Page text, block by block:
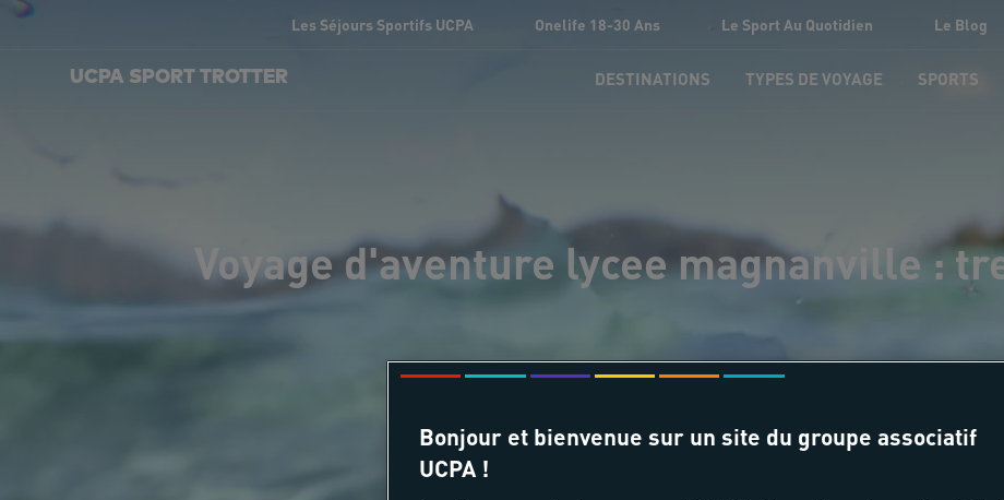
Les Séjours Sportifs UCPA Onelife 18-30 Ans Le Sport Au Quotidien Le Blog
UCPA SPORT TROTTER DESTINATIONS TYPES DE VOYAGE SPORTS
Voyage d'aventure lycee magnanville :
Bonjour et bienvenue sur un site du groupe associatif
UCPA !